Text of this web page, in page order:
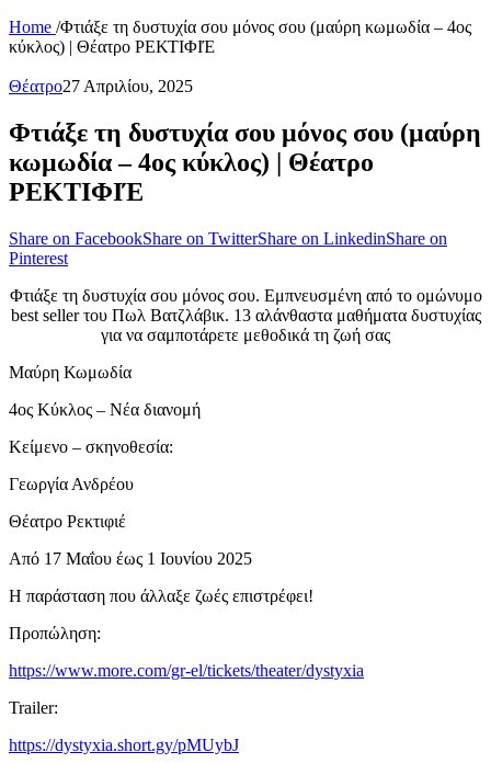
Home /Φτιάξε τη δυστυχία σου μόνος σου (μαύρη κωμωδία – 4ος
κύκλος) | Θέατρο ΡΕΚΤΙΦΙΈ
Θέατρο27 Απριλίου, 2025
Φτιάξε τη δυστυχία σου μόνος σου (μαύρη
κωμωδία – 4ος κύκλος) | Θέατρο
ΡΕΚΤΙΦΙΈ
Share on FacebookShare on TwitterShare on LinkedinShare on
Pinterest
Φτιάξε τη δυστυχία σου μόνος σου. Εμπνευσμένη από το ομώνυμο
best seller του Πωλ Βατζλάβικ. 13 αλάνθαστα μαθήματα δυστυχίας
για να σαμποτάρετε μεθοδικά τη ζωή σας
Μαύρη Κωμωδία
4ος Κύκλος – Νέα διανομή
Κείμενο – σκηνοθεσία:
Γεωργία Ανδρέου
Θέατρο Ρεκτιφιέ
Από 17 Μαΐου έως 1 Ιουνίου 2025
Η παράσταση που άλλαξε ζωές επιστρέφει!
Προπώληση:
https://www.more.com/gr-el/tickets/theater/dystyxia
Trailer:
https://dystyxia.short.gy/pMUybJ